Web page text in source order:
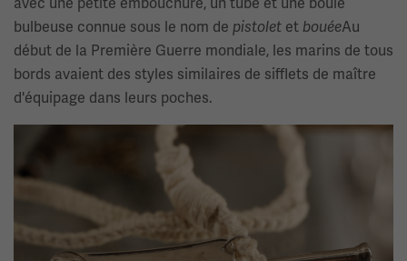
bulbeuse connue sous le nom de pistolet et bouéeAu
début de la Première Guerre mondiale, les marins de tous
bords avaient des styles similaires de sifflets de maître
d'équipage dans leurs poches.